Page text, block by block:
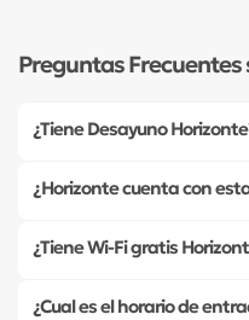
Preguntas
¿Tiene Desayuno
¿Horizonte cuenta con
¿Tiene Wi-Fi gratis
¿Cual es el horario de